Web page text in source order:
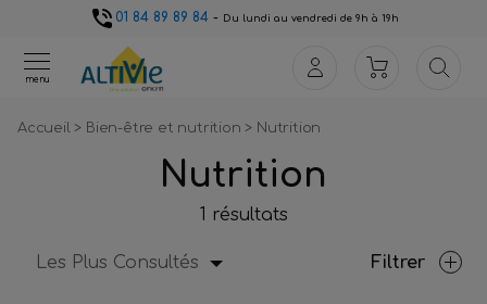
01 84 89 89 84- Du lundi au vendredi de 9h à 19h
menu
Accueil> Bien-être et nutrition> Nutrition
Nutrition
1 résultats
Les Plus Consultés Filtrer